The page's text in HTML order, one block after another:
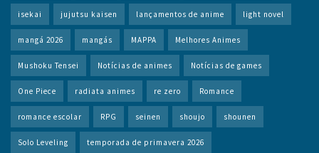
isekai jujutsu kaisen lançamentos de anime light novel
mangá 2026 mangás MAPPA Melhores Animes
Mushoku Tensei Notícias de animes Notícias de games
One Piece radiata animes re zero Romance
romance escolar RPG seinen shoujo shounen
Solo Leveling temporada de primavera 2026